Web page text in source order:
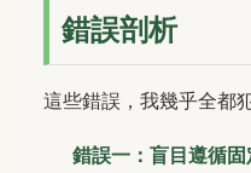
錯誤剖析
這些錯誤，我幾乎全都
錯誤一：盲目遵循固